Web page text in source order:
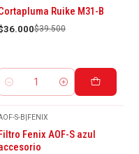
-9%
OFF
Ruike M31-B
$39.500
Cantidad
S-B|FENIX
Fenix AOF-S azul